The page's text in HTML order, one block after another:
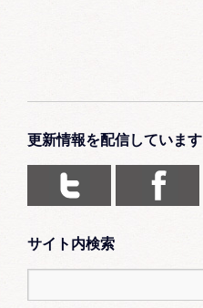
更新情報を配信しています
サイト内検索